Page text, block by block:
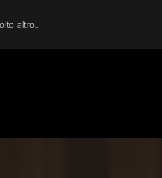
altro…